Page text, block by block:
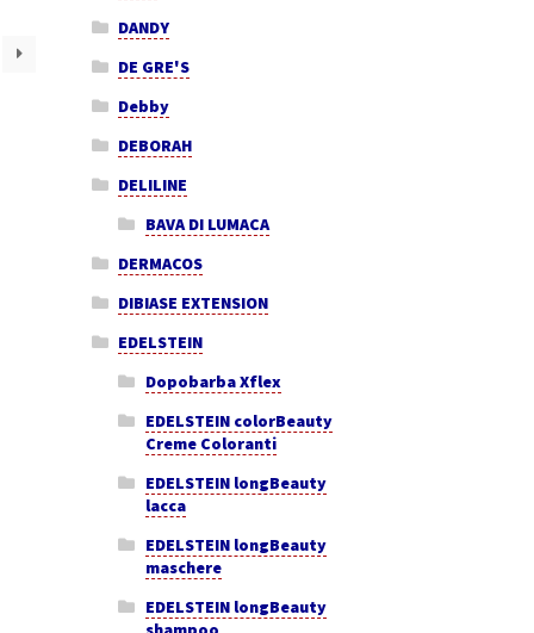
DANDY
DE GRE'S
Debby
DEBORAH
DELILINE
BAVA DI LUMACA
DERMACOS
DIBIASE EXTENSION
EDELSTEIN
Dopobarba Xflex
EDELSTEIN colorBeauty
Creme Coloranti
EDELSTEIN longBeauty
lacca
EDELSTEIN longBeauty
maschere
EDELSTEIN longBeauty